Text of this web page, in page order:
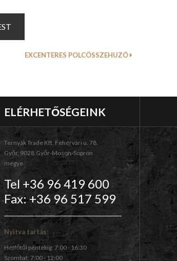
EXCENTERES POLCÖSSZEHUZÓ
ELÉRHETŐSÉGEINK
Ternyák Trade Kft, Fehérvári u. 78.
Győr, 9028,Győr-Moson-Sopron
megye
Tel +36 96 419 600
Fax: +36 96 517 599
Nyitva tartás:
Hétfőtől péntekig: 7:00 - 16:30
Szombat: 7:00 - 12:00